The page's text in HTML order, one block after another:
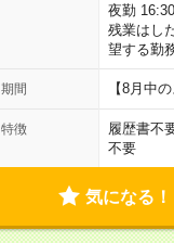
夜勤
残業はし
望する勤
期間 【8月中
特徴 履歴書不
不要
気になる！